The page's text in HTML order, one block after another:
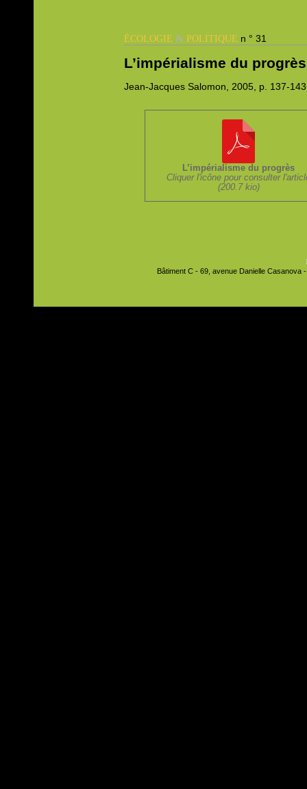
ÉCOLOGIE& POLITIQUE n ° 31
L’impérialisme du progrès
Jean-Jacques Salomon, 2005, p. 137-143
L’impérialisme du progrès
Cliquer l'icône pour consulter
(200.7 kio)
Bâtiment C - 69, avenue Danielle